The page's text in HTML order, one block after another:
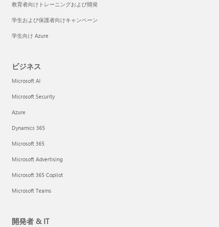
教育者向けトレーニングおよび開発
学生および保護者向けキャンペーン
学生向け Azure
ビジネス
Microsoft AI
Microsoft Security
Azure
Dynamics 365
Microsoft 365
Microsoft Advertising
Microsoft 365 Copilot
Microsoft Teams
開発者 & IT